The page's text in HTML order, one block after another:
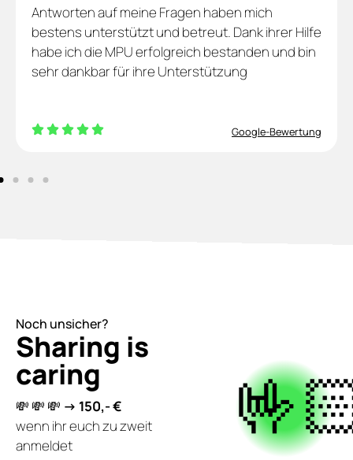
Antworten auf meine Fragen haben mich
bestens unterstützt und betreut. Dank ihrer Hilfe
habe ich die MPU erfolgreich bestanden und bin
sehr dankbar für ihre Unterstützung
Google-Bewertung
Noch unsicher?
Sharing is
caring
💸 💸 💸 -> 150,- €
wenn ihr euch zu zweit
anmeldet